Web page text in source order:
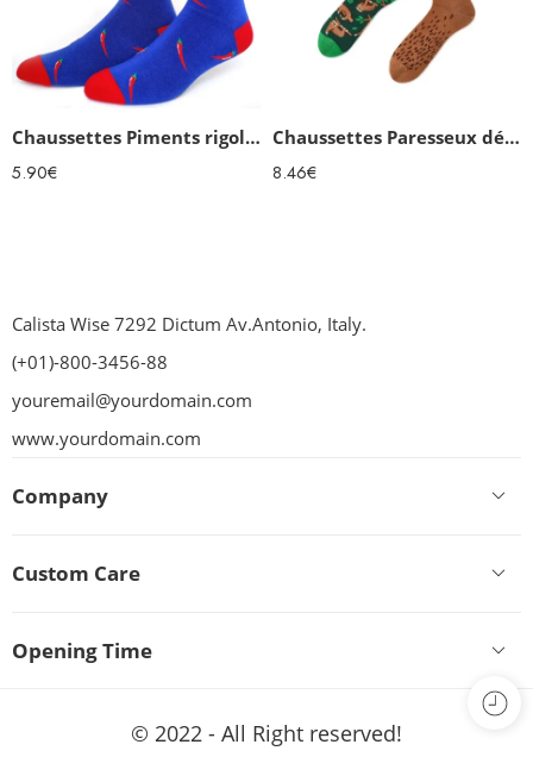
Chaussettes Piments rigolotes homme
5.90€
Chaussettes Paresseux dépareillées originales
8.46€
Calista Wise 7292 Dictum Av.Antonio, Italy.
(+01)-800-3456-88
youremail@yourdomain.com
www.yourdomain.com
Company
Custom Care
Opening Time
© 2022 - All Right reserved!